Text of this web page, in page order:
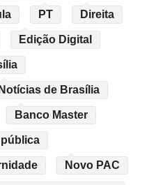
PT Direita
Edição Digital
Notícias de Brasília
Banco Master
Novo PAC